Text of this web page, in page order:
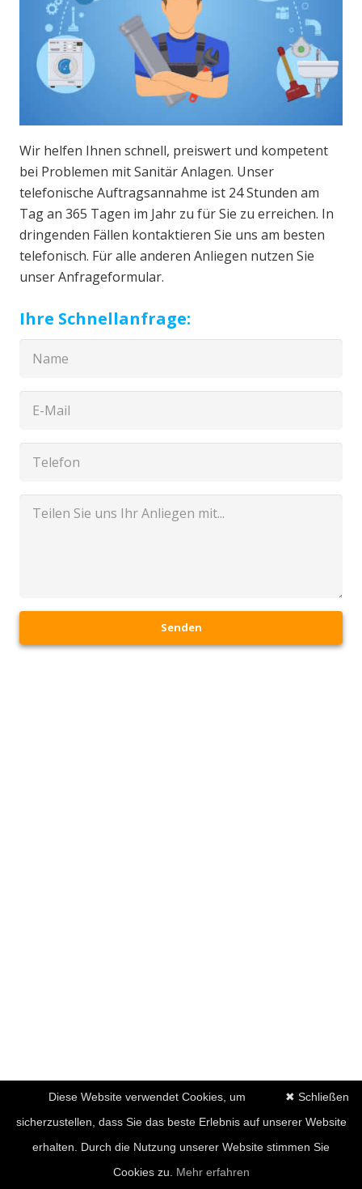
Wir helfen Ihnen schnell, preiswert und kompetent
bei Problemen mit Sanitär Anlagen. Unser
telefonische Auftragsannahme ist 24 Stunden am
Tag an 365 Tagen im Jahr zu für Sie zu erreichen. In
dringenden Fällen kontaktieren Sie uns am besten
telefonisch. Für alle anderen Anliegen nutzen Sie
unser Anfrageformular.
Ihre Schnellanfrage:
Senden
✖ Schließen
Diese Website verwendet Cookies, um
sicherzustellen, dass Sie das beste Erlebnis auf unserer Website
erhalten. Durch die Nutzung unserer Website stimmen Sie
Cookies zu. Mehr erfahren